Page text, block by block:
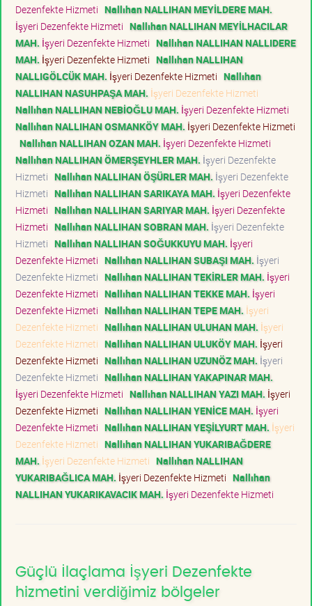
Dezenfekte Hizmeti Nallıhan NALLIHAN MEYİLDERE MAH.
İşyeri Dezenfekte Hizmeti Nallıhan NALLIHAN MEYİLHACILAR
MAH. İşyeri Dezenfekte Hizmeti Nallıhan NALLIHAN NALLIDERE
MAH. İşyeri Dezenfekte Hizmeti Nallıhan NALLIHAN
NALLIGÖLCÜK MAH. İşyeri Dezenfekte Hizmeti Nallıhan
NALLIHAN NASUHPAŞA MAH. İşyeri Dezenfekte Hizmeti
Nallıhan NALLIHAN NEBİOĞLU MAH. İşyeri Dezenfekte Hizmeti
Nallıhan NALLIHAN OSMANKÖY MAH. İşyeri Dezenfekte Hizmeti
Nallıhan NALLIHAN OZAN MAH. İşyeri Dezenfekte Hizmeti
Nallıhan NALLIHAN ÖMERŞEYHLER MAH. İşyeri Dezenfekte
Hizmeti Nallıhan NALLIHAN ÖŞÜRLER MAH. İşyeri Dezenfekte
Hizmeti Nallıhan NALLIHAN SARIKAYA MAH. İşyeri Dezenfekte
Hizmeti Nallıhan NALLIHAN SARIYAR MAH. İşyeri Dezenfekte
Hizmeti Nallıhan NALLIHAN SOBRAN MAH. İşyeri Dezenfekte
Hizmeti Nallıhan NALLIHAN SOĞUKKUYU MAH. İşyeri
Dezenfekte Hizmeti Nallıhan NALLIHAN SUBAŞI MAH. İşyeri
Dezenfekte Hizmeti Nallıhan NALLIHAN TEKİRLER MAH. İşyeri
Dezenfekte Hizmeti Nallıhan NALLIHAN TEKKE MAH. İşyeri
Dezenfekte Hizmeti Nallıhan NALLIHAN TEPE MAH. İşyeri
Dezenfekte Hizmeti Nallıhan NALLIHAN ULUHAN MAH. İşyeri
Dezenfekte Hizmeti Nallıhan NALLIHAN ULUKÖY MAH. İşyeri
Dezenfekte Hizmeti Nallıhan NALLIHAN UZUNÖZ MAH. İşyeri
Dezenfekte Hizmeti Nallıhan NALLIHAN YAKAPINAR MAH.
İşyeri Dezenfekte Hizmeti Nallıhan NALLIHAN YAZI MAH. İşyeri
Dezenfekte Hizmeti Nallıhan NALLIHAN YENİCE MAH. İşyeri
Dezenfekte Hizmeti Nallıhan NALLIHAN YEŞİLYURT MAH. İşyeri
Dezenfekte Hizmeti Nallıhan NALLIHAN YUKARIBAĞDERE
MAH. İşyeri Dezenfekte Hizmeti Nallıhan NALLIHAN
YUKARIBAĞLICA MAH. İşyeri Dezenfekte Hizmeti Nallıhan
NALLIHAN YUKARIKAVACIK MAH. İşyeri Dezenfekte Hizmeti
Güçlü İlaçlama İşyeri Dezenfekte
hizmetini verdiğimiz bölgeler